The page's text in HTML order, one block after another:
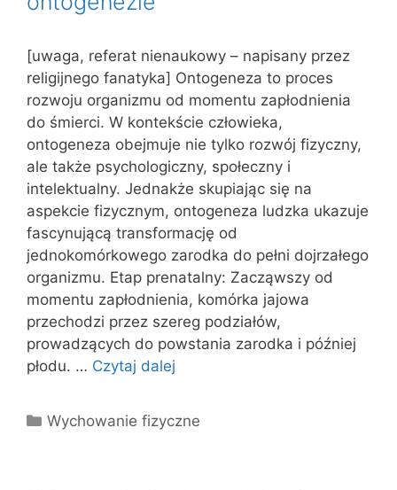
[uwaga, referat nienaukowy – napisany przez
religijnego fanatyka] Ontogeneza to proces
rozwoju organizmu od momentu zapłodnienia
do śmierci. W kontekście człowieka,
ontogeneza obejmuje nie tylko rozwój fizyczny,
ale także psychologiczny, społeczny i
intelektualny. Jednakże skupiając się na
aspekcie fizycznym, ontogeneza ludzka ukazuje
fascynującą transformację od
jednokomórkowego zarodka do pełni dojrzałego
organizmu. Etap prenatalny: Zacząwszy od
momentu zapłodnienia, komórka jajowa
przechodzi przez szereg podziałów,
prowadzących do powstania zarodka i później
płodu. … Czytaj dalej
Kategorie
Wychowanie fizyczne